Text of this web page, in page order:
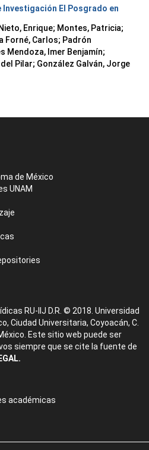
Investigación El Posgrado en
Enrique; Montes, Patricia;
Forné, Carlos; Padrón
Mendoza, Imer Benjamín;
Pilar; González Galván, Jorge
de México
UNAM
RU-IIJ D.R. © 2018. Universidad
Ciudad Universitaria, Coyoacán, C.
Este sitio web puede ser
siempre que se cite la fuente de
académicas